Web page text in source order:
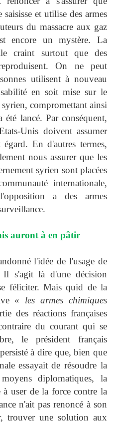
et utilise des armes
du massacre aux gaz
encore un mystère. La
craint surtout que des
On ne peut
utilisent à nouveau
en soit mise sur le
compromettant ainsi
lancé. Par conséquent,
Unis doivent assumer
En d'autres termes,
nous assurer que les
syrien sont placées
internationale,
a des armes
auront à en pâtir
l'idée de l'usage de
s'agit là d'une décision
féliciter. Mais quid de la
« les armes chimiques
des réactions françaises
du courant qui se
le président français
à dire que, bien que
essayait de résoudre la
diplomatiques, la
user de la force contre la
n'ait pas renoncé à son
trouver une solution aux